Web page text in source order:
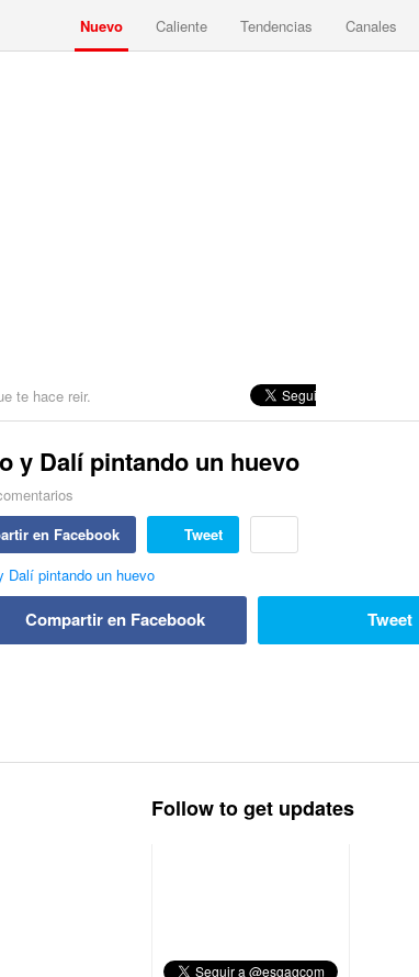
Nuevo Caliente Tendencias Canales
te hace reir.
y Dalí pintando un huevo
en Facebook
Tweet
Compartir en Facebook Tweet
Follow to get updates